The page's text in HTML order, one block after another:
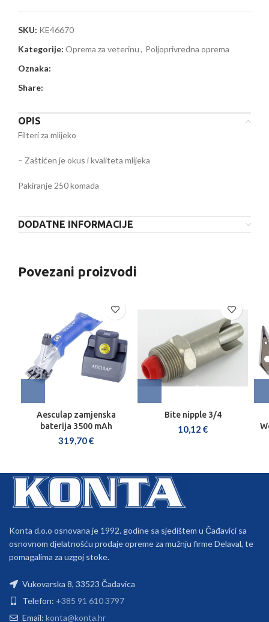
SKU: KE46670
Kategorije: Oprema za veterinu, Poljoprivredna oprema
Oznaka:
Share:
OPIS
Filteri za mlijeko
– Zaštićen je okus i kvaliteta mlijeka
Pakiranje 250 komada
DODATNE INFORMACIJE
Povezani proizvodi
Aesculap zamjenska
baterija 3500 mAh
319,70€
Bite nipple 3/4
10,12 €
Konta d.o.o osnovana je 1992. godine sa sjedištem u Čađavici sa
osnovnom djelatnošću prodaje opreme za mužnju firme Delaval, te
pomagalima za uzgoj stoke.
Vukovarska 8, 33523 Čađavica
Telefon: +385 91 610 3797
Email: konta@konta.hr